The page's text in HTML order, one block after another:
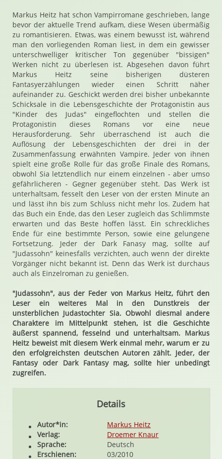
Markus Heitz hat schon Vampirromane geschrieben, lange
bevor der aktuelle Trend aufkam, diese Wesen übermäßig
zu romantisieren. Etwas, was einem bewusst ist, während
man den vorliegenden Roman liest, in dem ein gewisser
unterschwelliger kritischer Ton gegenüber "bissigen"
Werken nicht zu überlesen ist. Abgesehen davon führt
Markus Heitz seine bisherigen düsteren
Fantasyerzählungen wieder einen Schritt näher
aufeinander zu. Geschickt werden drei bisher unbekannte
Schicksale in die Lebensgeschichte der Protagonistin aus
"Kinder des Judas" eingeflochten und stellen die
Protagonistin dieses Romans vor eine neue
Herausforderung. Sehr überraschend ist auch die
Auflösung der Lebensgeschichten der drei in der
Zusammenfassung erwähnten Vampire. Jeder von ihnen
spielt eine große Rolle für das große Finale des Romans,
obwohl Sia letztendlich nur einem einzelnen - aber umso
gefährlicheren - Gegner gegenüber steht. Das Werk ist
unterhaltsam, fesselt den Leser von der ersten Minute an
und lässt ihn bis zum Schluss nicht mehr los. Zudem hat
das Buch ein Ende, das den Leser zugleich das Schlimmste
erwarten und das Beste hoffen lässt. Ein schreckliches
Ende für eine bestimmte Person, sowie eine gelungene
Fortsetzung. Jeder der Dark Fanasy mag, sollte auf
"Judassohn" keinesfalls verzichten, auch wenn der direkte
Vorgänger nicht bekannt ist. Denn das Werk ist durchaus
auch als Einzelroman zu genießen.
"Judassohn", aus der Feder von Markus Heitz, führt den
Leser ein weiteres Mal in den Dunstkreis der
unsterblichen Judastochter Sia. Obwohl diesmal andere
Charaktere im Mittelpunkt stehen, ist die Geschichte
äußerst spannend, fesselnd und unterhaltsam. Markus
Heitz beweist mit diesem Werk einmal mehr, warum er zu
den erfolgreichsten deutschen Autoren zählt. Jeder, der
Fantasy oder Dark Fantasy mag, sollte hier unbedingt
zugreifen.
Details
Autor*in:
Markus Heitz
Verlag:
Droemer Knaur
Sprache:
Deutsch
Erschienen:
03/2010